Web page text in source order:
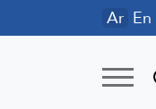
Ar En